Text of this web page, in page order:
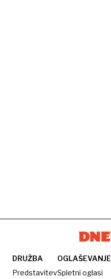
DRUŽBA
Predstavitev
OGLAŠEVANJE
Spletni oglasi